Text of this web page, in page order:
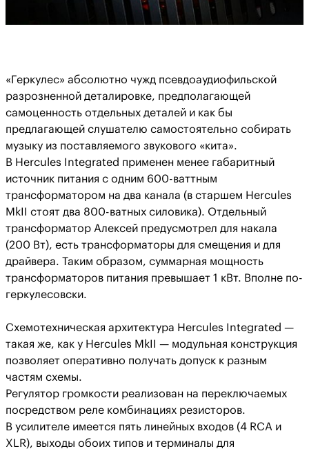
«Геркулес» абсолютно чужд псевдоаудиофильской
разрозненной деталировке, предполагающей
самоценность отдельных деталей и как бы
предлагающей слушателю самостоятельно собирать
музыку из поставляемого звукового «кита».
В Hercules Integrated применен менее габаритный
источник питания с одним 600-ваттным
трансформатором на два канала (в старшем Hercules
MkII стоят два 800-ватных силовика). Отдельный
трансформатор Алексей предусмотрел для накала
(200 Вт), есть трансформаторы для смещения и для
драйвера. Таким образом, суммарная мощность
трансформаторов питания превышает 1 кВт. Вполне по-
геркулесовски.
Схемотехническая архитектура Hercules Integrated —
такая же, как у Hercules MkII — модульная конструкция
позволяет оперативно получать допуск к разным
частям схемы.
Регулятор громкости реализован на переключаемых
посредством реле комбинациях резисторов.
В усилителе имеется пять линейных входов (4 RCA и
XLR), выходы обоих типов и терминалы для